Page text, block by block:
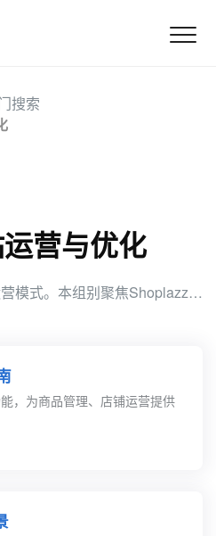
搜索
营与优化
AI技术正在重塑独立站的运营模式。本组别聚焦Shoplazza自研的AI工具以及第三方AI在运营场景中的应用，帮助商家提升整体运营效率，实现智能化增长。
，为商品管理、店铺运营提供